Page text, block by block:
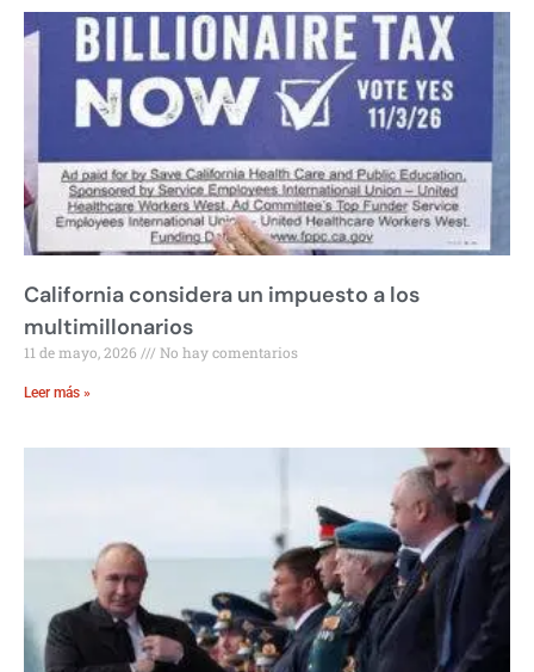
California considera un impuesto a los
multimillonarios
11 de mayo, 2026 No hay comentarios
Leer más »